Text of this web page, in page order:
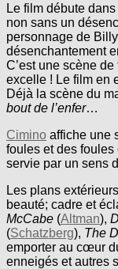
Le film débute
non sans un
personnage de
désenchantement
C’est une scène
excelle ! Le film en
Déjà la scène du
bout de l’enfer…
Cimino affiche une
foules et des
servie par un sens
Les plans
beauté; cadre et
McCabe (Altman),
(Schatzberg), The
emporter au cœur
enneigés et autres